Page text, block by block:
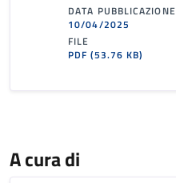
DATA PUBBLICAZIONE
10/04/2025
FILE
PDF(53.76 KB)
A cura di